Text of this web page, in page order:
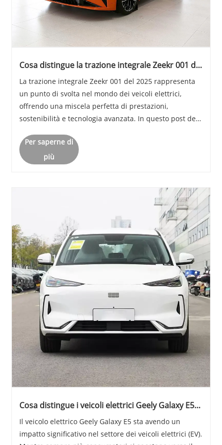
Cosa distingue la trazione integrale Zeekr 001 del
La trazione integrale Zeekr 001 del 2025 rappresenta
un punto di svolta nel mondo dei veicoli elettrici,
offrendo una miscela perfetta di prestazioni,
sostenibilità e tecnologia avanzata. In questo post del
parametri delle prestazioni, gli aspett......
Per saperne di
più
Cosa distingue i veicoli elettrici Geely Galaxy E5
Il veicolo elettrico Geely Galaxy E5 sta avendo un
impatto significativo nel settore dei veicoli elettrici (EV).